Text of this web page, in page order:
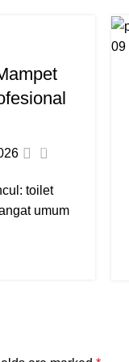
0
toilet
umum
09